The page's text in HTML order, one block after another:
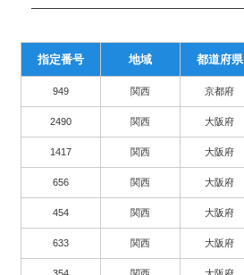
指定番号 地域 都道府県
949 関西 京都府
2490 関西 大阪府
1417 関西 大阪府
656 関西 大阪府
454 関西 大阪府
633 関西 大阪府